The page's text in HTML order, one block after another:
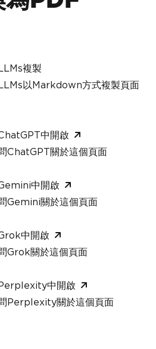
複製
以Markdown方式複製頁面
中開啟
ChatGPT關於這個頁面
中開啟
Gemini關於這個頁面
中開啟
Grok關於這個頁面
中開啟
Perplexity關於這個頁面